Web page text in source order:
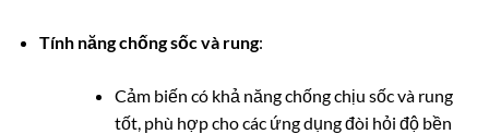
Tính năng chống sốc và rung:
Cảm biến có khả năng chống chịu sốc và rung
tốt, phù hợp cho các ứng dụng đòi hỏi độ bền